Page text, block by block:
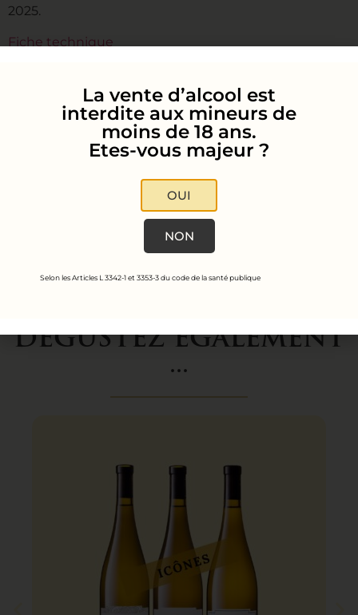
2025.
Fiche technique
DÉGUSTEZ ÉGALEMENT
...
La vente d’alcool est
interdite aux mineurs de
moins de 18 ans.
Etes-vous majeur ?
OUI
NON
Selon les Articles L 3342-1 et 3353-3 du code de la santé publique